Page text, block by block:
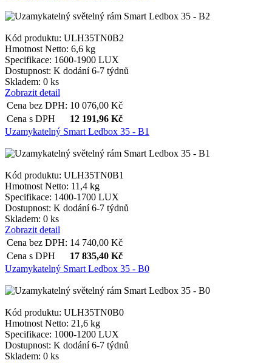
Kód produktu: ULH35TN0B2
Hmotnost Netto: 6,6 kg
Specifikace: 1600-1900 LUX
Dostupnost: K dodání 6-7 týdnů
Skladem: 0 ks
Zobrazit detail
Cena bez DPH: 10 076,00 Kč
Cena s DPH
12 191,96 Kč
Uzamykatelný Smart Ledbox 35 - B1
Kód produktu: ULH35TN0B1
Hmotnost Netto: 11,4 kg
Specifikace: 1400-1700 LUX
Dostupnost: K dodání 6-7 týdnů
Skladem: 0 ks
Zobrazit detail
Cena bez DPH: 14 740,00 Kč
Cena s DPH
17 835,40 Kč
Uzamykatelný Smart Ledbox 35 - B0
Kód produktu: ULH35TN0B0
Hmotnost Netto: 21,6 kg
Specifikace: 1000-1200 LUX
Dostupnost: K dodání 6-7 týdnů
Skladem: 0 ks